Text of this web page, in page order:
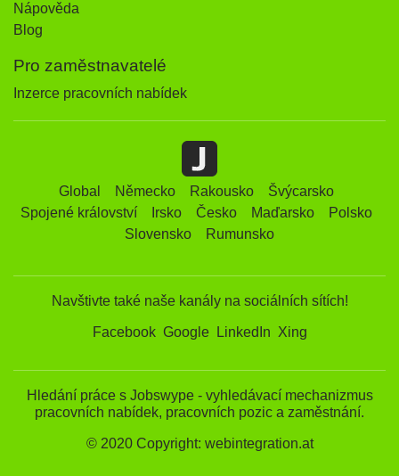
Nápověda
Blog
Pro zaměstnavatelé
Inzerce pracovních nabídek
Global Německo Rakousko
Švýcarsko
Spojené království
Irsko Česko Maďarsko
Polsko
Slovensko
Rumunsko
Navštivte také naše kanály na sociálních sítích!
Facebook Google LinkedIn Xing
Hledání práce s Jobswype - vyhledávací mechanizmus
pracovních nabídek, pracovních pozic a zaměstnání.
© 2020 Copyright: webintegration.at